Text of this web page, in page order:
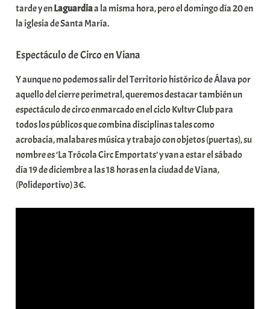
tarde y enLaguardiaa la misma hora, pero el domingo día 20 en
la iglesia de Santa María.
Espectáculo de Circo en Viana
Y aunque no podemos salir del Territorio histórico de Álava por
aquello del cierre perimetral, queremos destacar también un
espectáculo de circo enmarcado en el ciclo Kvltvr Club para
todos los públicos que combina disciplinas tales como
acrobacia, malabares música y trabajo con objetos (puertas), su
nombre es ‘La Trócola Circ Emportats’ y van a estar el sábado
día 19 de diciembre a las 18 horas en la ciudad de Viana,
(Polideportivo) 3€.